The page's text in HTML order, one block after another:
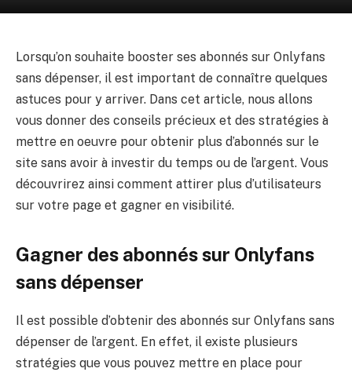
Lorsqu’on souhaite booster ses abonnés sur Onlyfans
sans dépenser, il est important de connaître quelques
astuces pour y arriver. Dans cet article, nous allons
vous donner des conseils précieux et des stratégies à
mettre en oeuvre pour obtenir plus d’abonnés sur le
site sans avoir à investir du temps ou de l’argent. Vous
découvrirez ainsi comment attirer plus d’utilisateurs
sur votre page et gagner en visibilité.
Gagner des abonnés sur Onlyfans
sans dépenser
Il est possible d’obtenir des abonnés sur Onlyfans sans
dépenser de l’argent. En effet, il existe plusieurs
stratégies que vous pouvez mettre en place pour